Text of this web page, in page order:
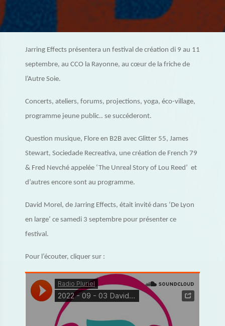
Jarring Effects présentera un festival de création di 9 au 11
septembre, au CCO la Rayonne, au cœur de la friche de
l’Autre Soie.
Concerts, ateliers, forums, projections, yoga, éco-village,
programme jeune public.. se succéderont.
Question musique, Flore en B2B avec Glitter 55, James
Stewart, Sociedade Recreativa, une création de French 79
& Fred Nevché appelée ‘The Unreal Story of Lou Reed’ et
d’autres encore sont au programme.
David Morel, de Jarring Effects, était invité dans ‘De Lyon
en large’ ce samedi 3 septembre pour présenter ce
festival.
Pour l’écouter, cliquer sur :